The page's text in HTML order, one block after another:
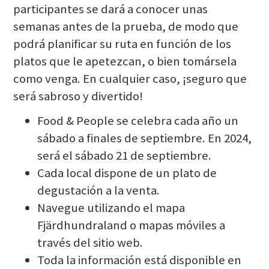
participantes se dará a conocer unas
semanas antes de la prueba, de modo que
podrá planificar su ruta en función de los
platos que le apetezcan, o bien tomársela
como venga. En cualquier caso, ¡seguro que
será sabroso y divertido!
Food & People se celebra cada año un
sábado a finales de septiembre. En 2024,
será el sábado 21 de septiembre.
Cada local dispone de un plato de
degustación a la venta.
Navegue utilizando el mapa
Fjärdhundraland o mapas móviles a
través del sitio web.
Toda la información está disponible en